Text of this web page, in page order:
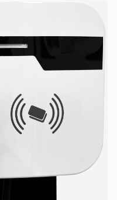
English
Crnogorski